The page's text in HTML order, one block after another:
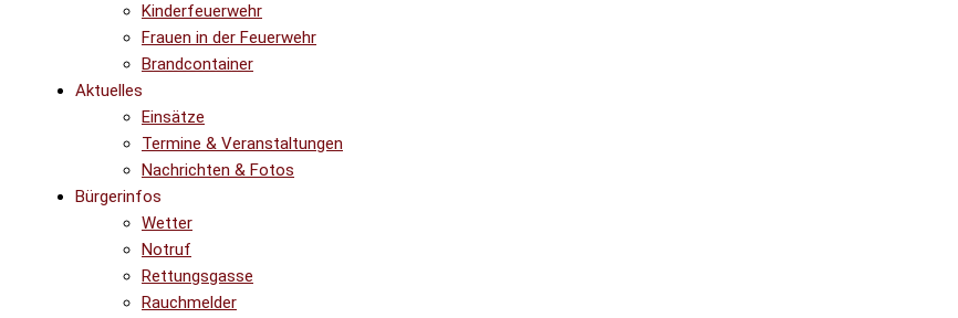
Kinderfeuerwehr
Frauen in der Feuerwehr
Brandcontainer
Aktuelles
Einsätze
Termine & Veranstaltungen
Nachrichten & Fotos
Bürgerinfos
Wetter
Notruf
Rettungsgasse
Rauchmelder